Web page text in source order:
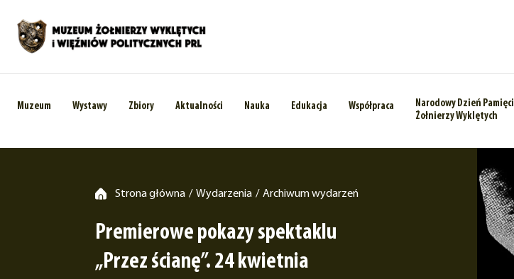
Muzeum Wystawy Zbiory Aktualności Nauka Edukacja Współpraca
Narodowy Dzień Pamięci
Żołnierzy Wyklętych
Strona główna / Wydarzenia / Archiwum wydarzeń
Premierowe pokazy spektaklu
„Przez ścianę”. 24 kwietnia